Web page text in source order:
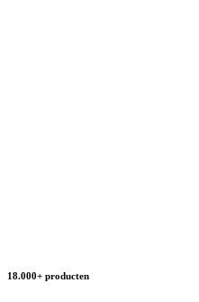
18.000+ producten